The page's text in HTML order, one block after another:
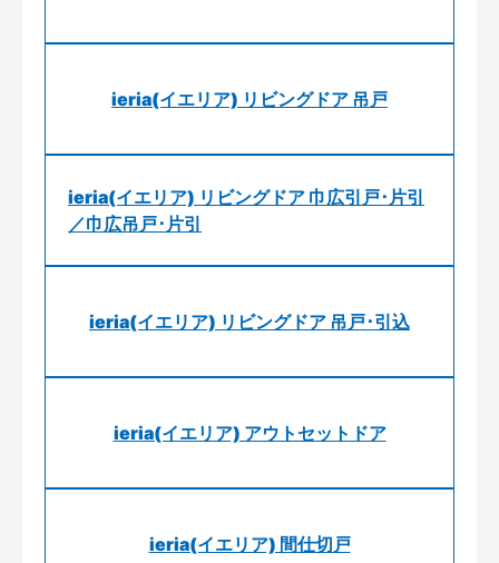
ieria(イエリア) リビングドア 吊戸
ieria(イエリア) リビングドア 巾広引戸･片引
／巾広吊戸･片引
ieria(イエリア) リビングドア 吊戸･引込
ieria(イエリア) アウトセットドア
ieria(イエリア) 間仕切戸